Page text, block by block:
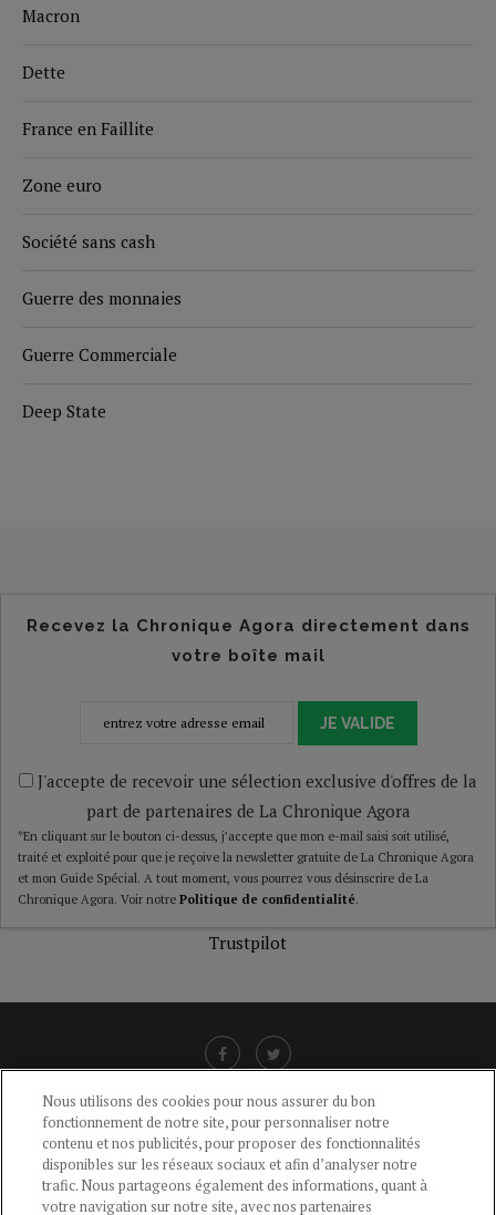
Macron
Dette
France en Faillite
Zone euro
Société sans cash
Guerre des monnaies
Guerre Commerciale
Deep State
Recevez la Chronique Agora directement dans
votre boîte mail
JE VALIDE
J'accepte de recevoir une sélection exclusive d'offres de la
part de partenaires de La Chronique Agora
*En cliquant sur le bouton ci-dessus, j’accepte que mon e-mail saisi soit utilisé,
traité et exploité pour que je reçoive la newsletter gratuite de La Chronique Agora
et mon Guide Spécial. A tout moment, vous pourrez vous désinscrire de La
Chronique Agora. Voir notre Politique de confidentialité.
Trustpilot
LIENS UTILES
CGU-POLITIQUE DE CONFIDENTIALITÉ -POLITIQUE DES COOKIES
MENTIONS LÉGALES -AIDE
Nous utilisons des cookies pour nous assurer du bon
fonctionnement de notre site, pour personnaliser notre
contenu et nos publicités, pour proposer des fonctionnalités
disponibles sur les réseaux sociaux et afin d’analyser notre
trafic. Nous partageons également des informations, quant à
votre navigation sur notre site, avec nos partenaires